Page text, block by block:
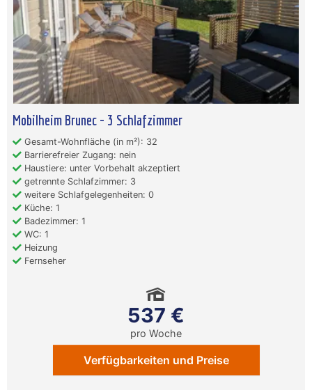
Mobilheim Brunec - 3 Schlafzimmer
Gesamt-Wohnfläche (in m²): 32
Barrierefreier Zugang: nein
Haustiere: unter Vorbehalt akzeptiert
getrennte Schlafzimmer: 3
weitere Schlafgelegenheiten: 0
Küche: 1
Badezimmer: 1
WC: 1
Heizung
Fernseher
537 €
pro Woche
Verfügbarkeiten und Preise